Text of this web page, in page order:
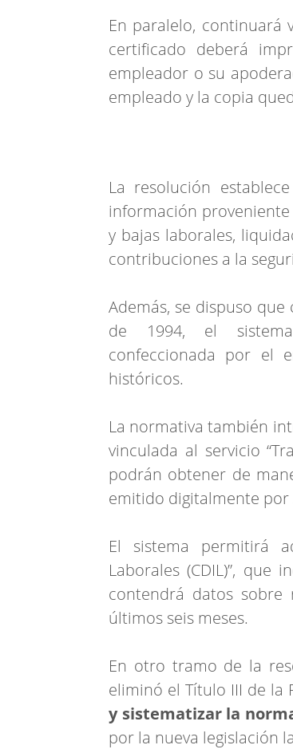
En paralelo, continuará
certificado deberá
empleador o su
empleado y la copia
La resolución
información
y bajas laborales,
contribuciones a la
Además, se dispuso
de 1994, el sistema
confeccionada por el
históricos.
La normativa también
vinculada al servicio
podrán obtener de
emitido digitalmente por
El sistema permitirá
Laborales (CDIL)”,
contendrá datos sobre
últimos seis meses.
En otro tramo de la
eliminó el Título III de la
y sistematizar la
por la nueva legislación